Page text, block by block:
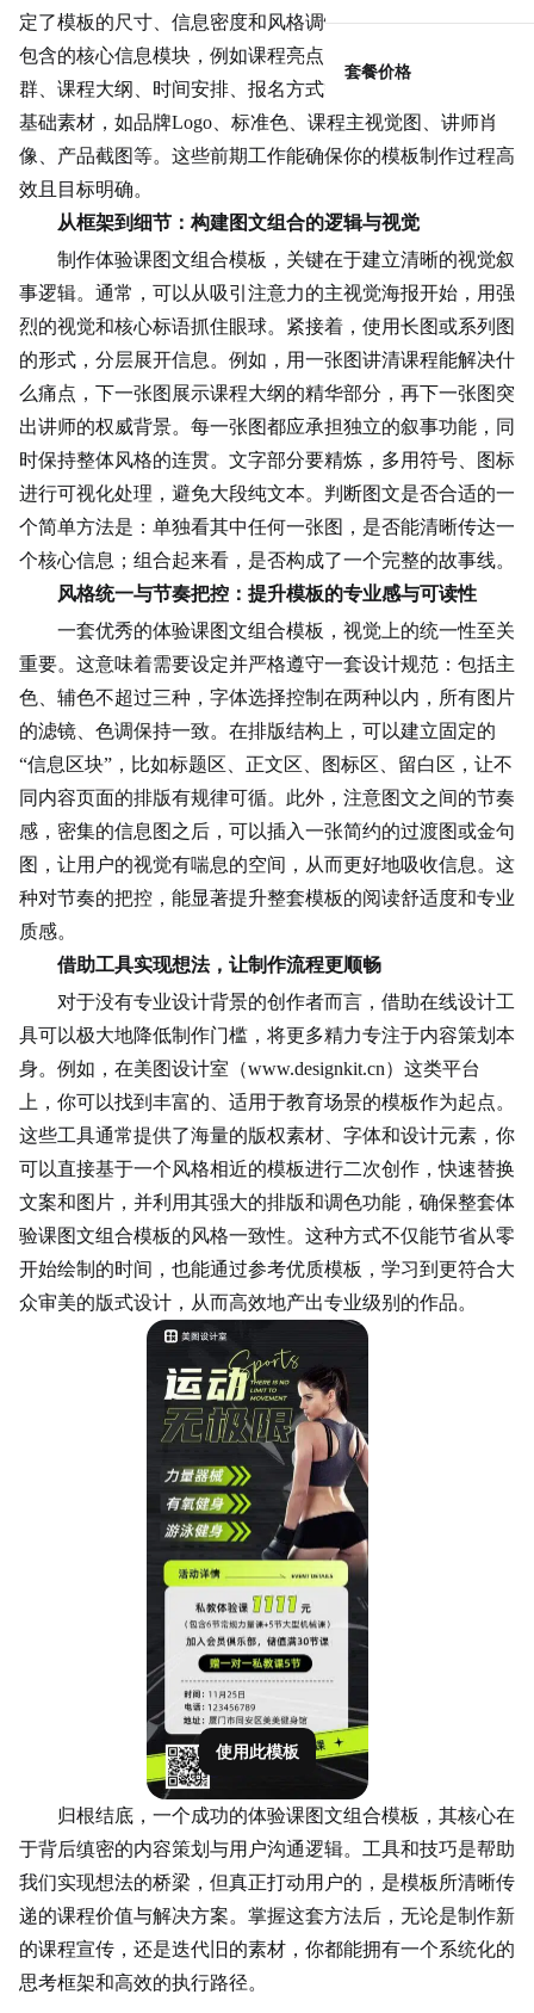
套餐价格
定了模板的尺寸、信息密度和风格调性。其次，梳理出必须
包含的核心信息模块，例如课程亮点、导师介绍、适合人
群、课程大纲、时间安排、报名方式等。最后，提前准备好
基础素材，如品牌Logo、标准色、课程主视觉图、讲师肖
像、产品截图等。这些前期工作能确保你的模板制作过程高
效且目标明确。
从框架到细节：构建图文组合的逻辑与视觉
制作体验课图文组合模板，关键在于建立清晰的视觉叙
事逻辑。通常，可以从吸引注意力的主视觉海报开始，用强
烈的视觉和核心标语抓住眼球。紧接着，使用长图或系列图
的形式，分层展开信息。例如，用一张图讲清课程能解决什
么痛点，下一张图展示课程大纲的精华部分，再下一张图突
出讲师的权威背景。每一张图都应承担独立的叙事功能，同
时保持整体风格的连贯。文字部分要精炼，多用符号、图标
进行可视化处理，避免大段纯文本。判断图文是否合适的一
个简单方法是：单独看其中任何一张图，是否能清晰传达一
个核心信息；组合起来看，是否构成了一个完整的故事线。
风格统一与节奏把控：提升模板的专业感与可读性
一套优秀的体验课图文组合模板，视觉上的统一性至关
重要。这意味着需要设定并严格遵守一套设计规范：包括主
色、辅色不超过三种，字体选择控制在两种以内，所有图片
的滤镜、色调保持一致。在排版结构上，可以建立固定的
“信息区块”，比如标题区、正文区、图标区、留白区，让不
同内容页面的排版有规律可循。此外，注意图文之间的节奏
感，密集的信息图之后，可以插入一张简约的过渡图或金句
图，让用户的视觉有喘息的空间，从而更好地吸收信息。这
种对节奏的把控，能显著提升整套模板的阅读舒适度和专业
质感。
借助工具实现想法，让制作流程更顺畅
对于没有专业设计背景的创作者而言，借助在线设计工
具可以极大地降低制作门槛，将更多精力专注于内容策划本
身。例如，在美图设计室（www.designkit.cn）这类平台
上，你可以找到丰富的、适用于教育场景的模板作为起点。
这些工具通常提供了海量的版权素材、字体和设计元素，你
可以直接基于一个风格相近的模板进行二次创作，快速替换
文案和图片，并利用其强大的排版和调色功能，确保整套体
验课图文组合模板的风格一致性。这种方式不仅能节省从零
开始绘制的时间，也能通过参考优质模板，学习到更符合大
众审美的版式设计，从而高效地产出专业级别的作品。
使用此模板
归根结底，一个成功的体验课图文组合模板，其核心在
于背后缜密的内容策划与用户沟通逻辑。工具和技巧是帮助
我们实现想法的桥梁，但真正打动用户的，是模板所清晰传
递的课程价值与解决方案。掌握这套方法后，无论是制作新
的课程宣传，还是迭代旧的素材，你都能拥有一个系统化的
思考框架和高效的执行路径。